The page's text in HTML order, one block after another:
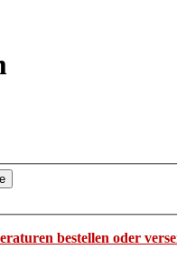
bestellen oder